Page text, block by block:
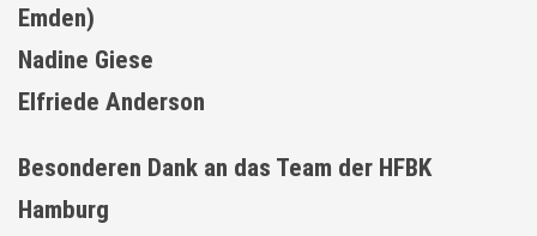
Emden)
Nadine Giese
Elfriede Anderson
Besonderen Dank an das Team der HFBK
Hamburg